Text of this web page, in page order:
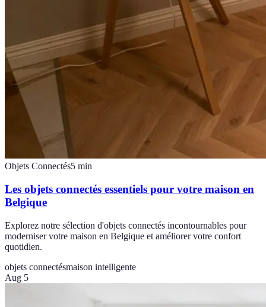
Objets Connectés5 min
Les objets connectés essentiels pour votre maison en
Belgique
Explorez notre sélection d'objets connectés incontournables pour
moderniser votre maison en Belgique et améliorer votre confort
quotidien.
objets connectésmaison intelligente
Aug 5